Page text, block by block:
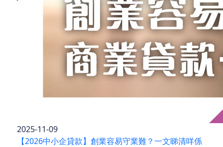
2025-11-09
【2026中小企貸款】創業容易守業難？一文睇清咩係